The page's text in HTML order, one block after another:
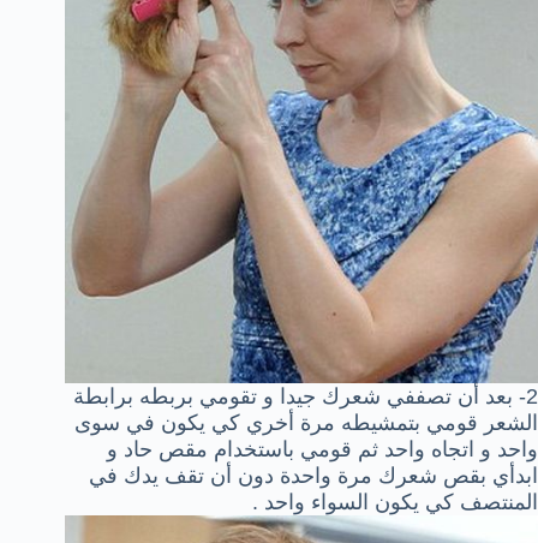
2- بعد أن تصففي شعرك جيدا و تقومي بربطه برابطة
الشعر قومي بتمشيطه مرة أخري كي يكون في سوى
واحد و اتجاه واحد ثم قومي باستخدام مقص حاد و
ابدأي بقص شعرك مرة واحدة دون أن تقف يدك في
المنتصف كي يكون السواء واحد .